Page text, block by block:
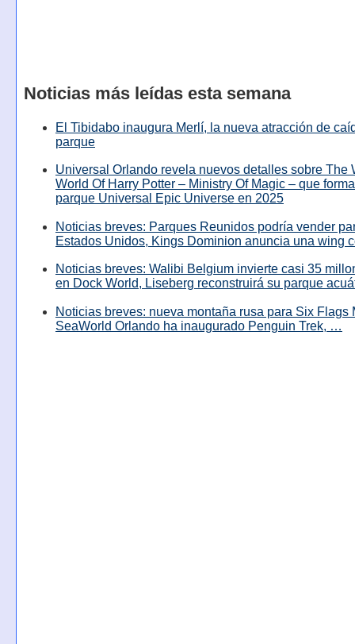
Noticias más leídas esta semana
El Tibidabo inaugura Merlí, la nueva atracción de
parque
Universal Orlando revela nuevos detalles sobre The
World Of Harry Potter – Ministry Of Magic – que
parque Universal Epic Universe en 2025
Noticias breves: Parques Reunidos podría vender
Estados Unidos, Kings Dominion anuncia una wing
Noticias breves: Walibi Belgium invierte casi 35
en Dock World, Liseberg reconstruirá su parque
Noticias breves: nueva montaña rusa para Six Flags
SeaWorld Orlando ha inaugurado Penguin Trek, …